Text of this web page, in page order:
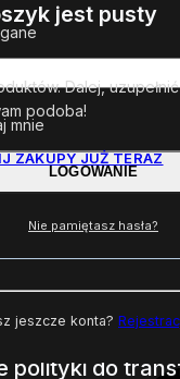
polityki do
mnie
LOGOWANIE
Nie pamiętasz hasła?
jeszcze konta?
jest pusty
Dalej,
podoba!
ZAKUPY JUŻ TERAZ